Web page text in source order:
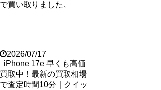
で買い取りました。
2026/07/17
iPhone 17e 早くも高価
買取中！最新の買取相場
で査定時間10分｜クイッ